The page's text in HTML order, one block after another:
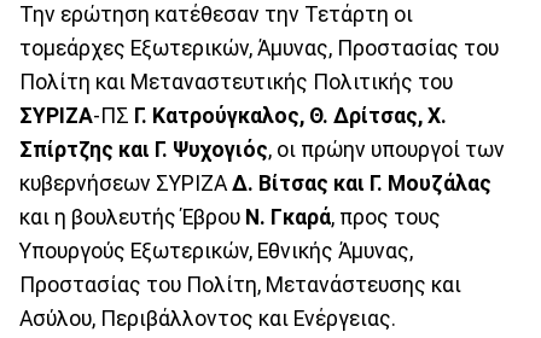
Την ερώτηση κατέθεσαν την Τετάρτη οι
τομεάρχες Εξωτερικών, Άμυνας, Προστασίας του
Πολίτη και Μεταναστευτικής Πολιτικής του
ΣΥΡΙΖΑ-ΠΣ Γ. Κατρούγκαλος, Θ. Δρίτσας, Χ.
Σπίρτζης και Γ. Ψυχογιός, οι πρώην υπουργοί των
κυβερνήσεων ΣΥΡΙΖΑ Δ. Βίτσας και Γ. Μουζάλας
και η βουλευτής Έβρου Ν. Γκαρά, προς τους
Υπουργούς Εξωτερικών, Εθνικής Άμυνας,
Προστασίας του Πολίτη, Μετανάστευσης και
Ασύλου, Περιβάλλοντος και Ενέργειας.